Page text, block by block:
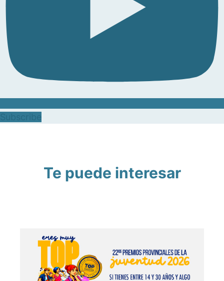
Te puede interesar